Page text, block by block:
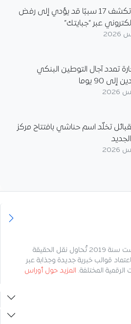
الضرائب تكشف 17 سببًا قد يؤدي إلى رفض
عبر “جبايتك”
تمدد آجال التوطين البنكي
90 يوما
تخلّد اسم حناشي بافتتاح مركز
مؤسسة إخبارية جزائرية تأسست سنة 2019 تُحاول نقل الحقيقة
قوالب خبرية جديدة وجذابة عبر
الرقمية المختلفة. المزيد حول أوراس